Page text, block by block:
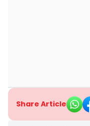
Share Article